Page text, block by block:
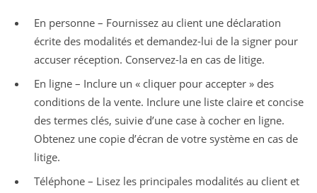
En personne – Fournissez au client une déclaration
écrite des modalités et demandez-lui de la signer pour
accuser réception. Conservez-la en cas de litige.
En ligne – Inclure un « cliquer pour accepter » des
conditions de la vente. Inclure une liste claire et concise
des termes clés, suivie d’une case à cocher en ligne.
Obtenez une copie d’écran de votre système en cas de
litige.
Téléphone – Lisez les principales modalités au client et